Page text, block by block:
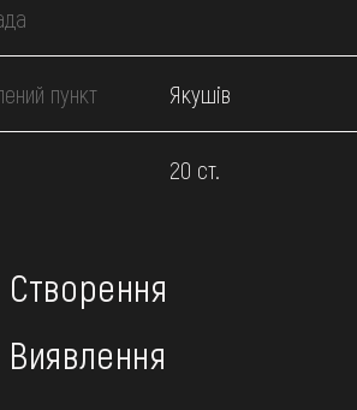
пункт Якушів
20 ст.
Створення
Виявлення